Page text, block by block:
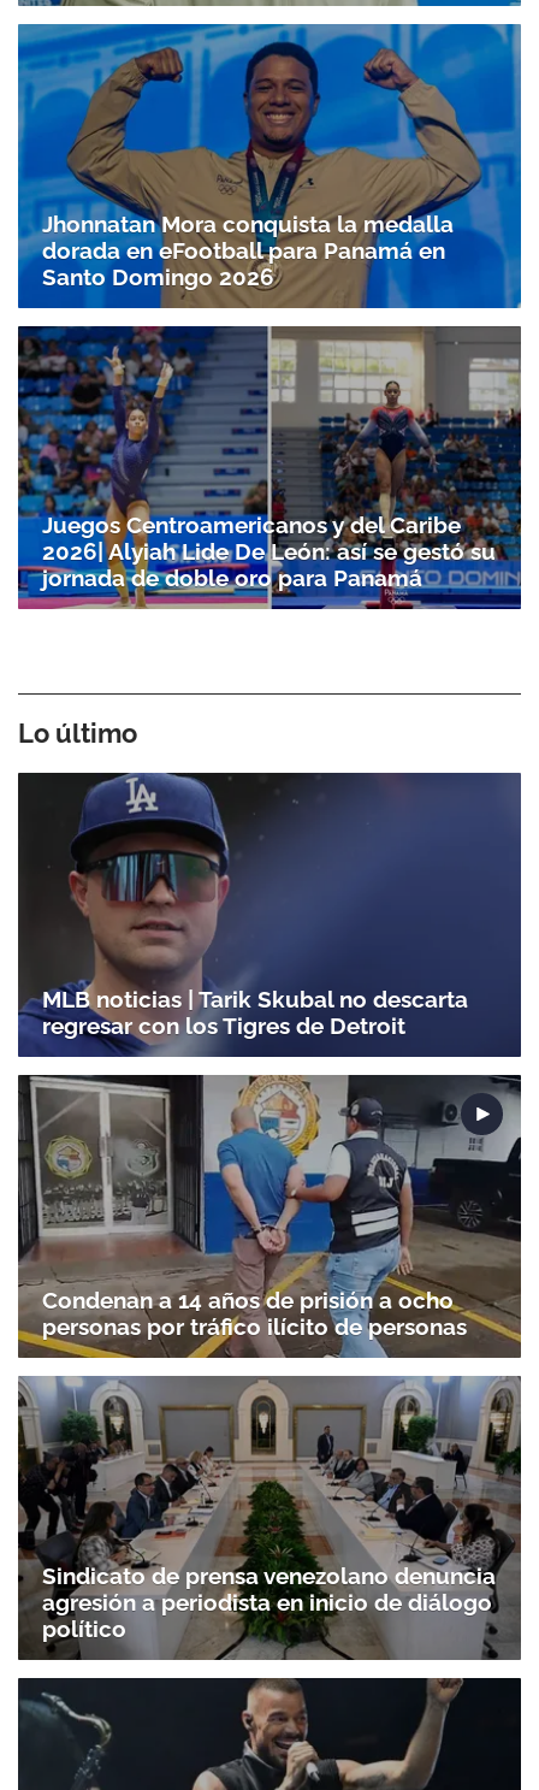
Jhonnatan Mora conquista la medalla
dorada en eFootball para Panamá en
Santo Doming­o 2026
Juegos Centroamericanos y del Caribe
2026| Alyiah Lide De León: así se gestó su
jornada de doble oro para Panamá
Lo último
MLB noticias | Tarik Skubal no descarta
regresar con los Tigres de Detroit
Condenan a 14 años de prisión a ocho
personas por tráfico ilícito de personas
Sindicato de prensa venezolano denuncia
agresión a periodista en inicio de diálogo
político